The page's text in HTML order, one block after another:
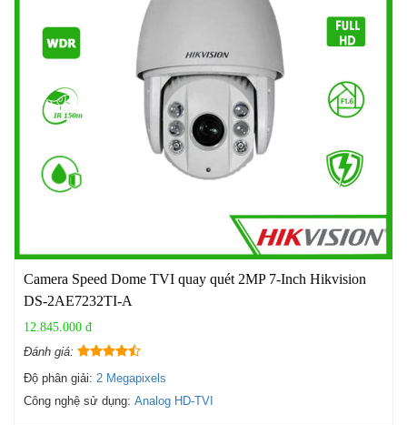
Camera Speed Dome TVI quay quét 2MP 7-Inch Hikvision
DS-2AE7232TI-A
12.845.000 đ
Đánh giá:
Độ phân giải: 2 Megapixels
Công nghệ sử dụng: Analog HD-TVI